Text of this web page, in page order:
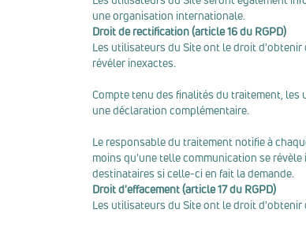
une organisation internationale.
Droit de rectification (article 16 du RGPD)
Les utilisateurs du Site ont le droit
révéler inexactes.
Compte tenu des finalités du traitement,
une déclaration complémentaire.
Le responsable du traitement notifie à
moins qu'une telle communication se
destinataires si celle-ci en fait la demande.
Droit d'effacement (article 17 du RGPD)
Les utilisateurs du Site ont le droit